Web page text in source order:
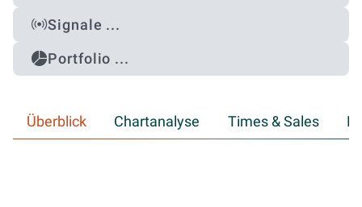
Signale ...
Portfolio ...
Überblick Chartanalyse Times & Sales